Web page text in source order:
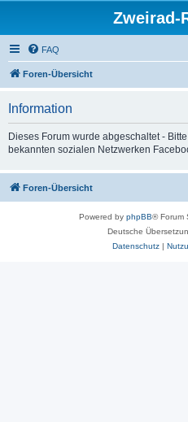
Zweirad-
FAQ
Foren-Übersicht
Information
Dieses Forum wurde abgeschaltet -
bekannten sozialen Netzwerken
Foren-Übersicht
Powered by phpBB® Forum
Deutsche
Datenschutz|